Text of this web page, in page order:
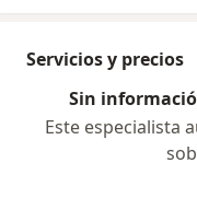
Servicios y precios
Sin
Este especialista